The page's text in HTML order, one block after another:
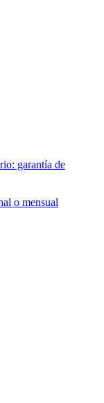
garantía de
o mensual